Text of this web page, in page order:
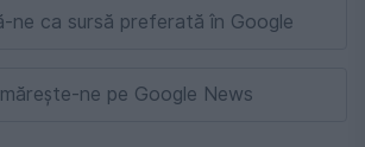
ne ca sursă preferată în Google
ne pe Google News